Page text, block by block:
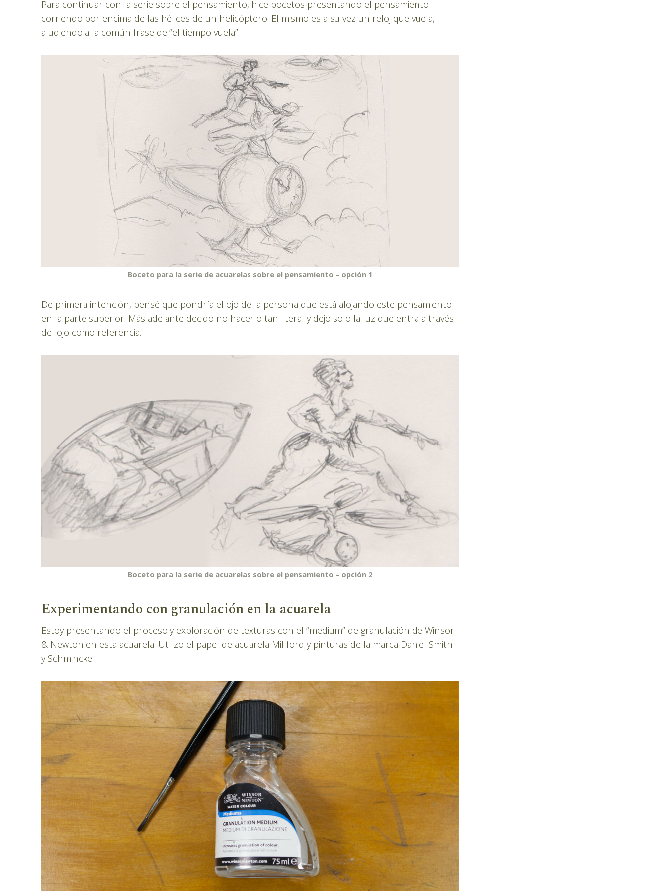
Para continuar con la serie sobre el pensamiento, hice bocetos presentando el pensamiento
corriendo por encima de las hélices de un helicóptero. El mismo es a su vez un reloj que vuela,
aludiendo a la común frase de “el tiempo vuela”.
Boceto para la serie de acuarelas sobre el pensamiento – opción 1
De primera intención, pensé que pondría el ojo de la persona que está alojando este pensamiento
en la parte superior. Más adelante decido no hacerlo tan literal y dejo solo la luz que entra a través
del ojo como referencia.
Boceto para la serie de acuarelas sobre el pensamiento – opción 2
Experimentando con granulación en la acuarela
Estoy presentando el proceso y exploración de texturas con el “medium” de granulación de Winsor
& Newton en esta acuarela. Utilizo el papel de acuarela Millford y pinturas de la marca Daniel Smith
y Schmincke.